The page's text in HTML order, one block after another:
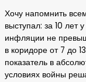
Хочу напомнить
выступал: за 10 лет
инфляции не
в коридоре от 7 до
показатель в
условиях войны